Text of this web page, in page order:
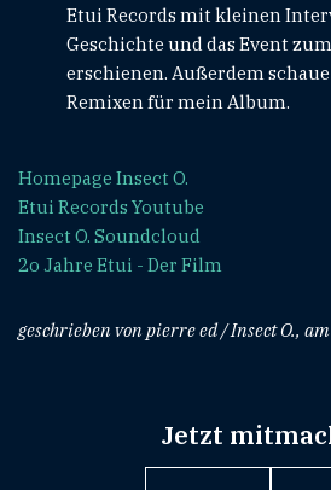
Etui Records mit kleinen
Geschichte und das Event
erschienen. Außerdem
Remixen für mein Album.
Homepage Insect O.
Etui Records Youtube
Insect O. Soundcloud
2o Jahre Etui - Der Film
geschrieben von pierre ed / Insect O.,
Jetzt